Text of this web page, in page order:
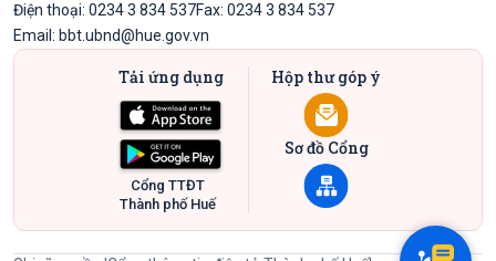
Điện thoại: 0234 3 834 537Fax: 0234 3 834 537
Email: bbt.ubnd@hue.gov.vn
Tải ứng dụng
Cổng TTĐT
Thành phố Huế
Hộp thư góp ý
Sơ đồ Cổng